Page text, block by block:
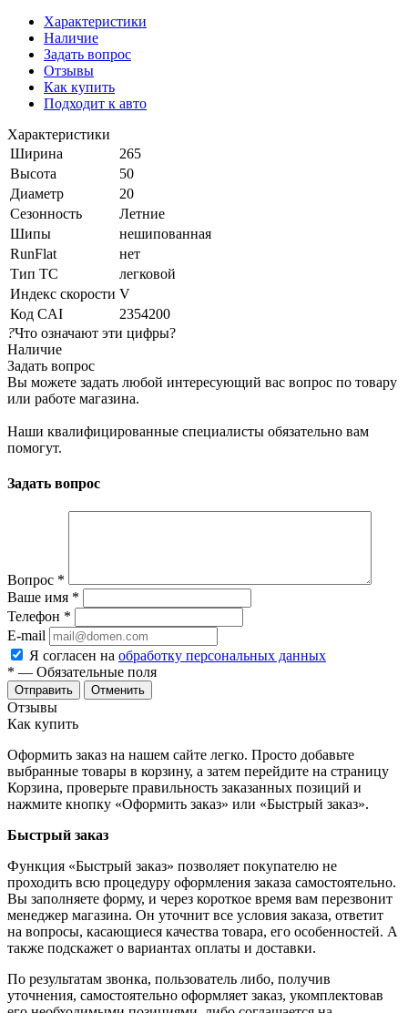
Характеристики
Наличие
Задать вопрос
Отзывы
Как купить
Подходит к авто
Характеристики
Ширина
265
Высота
50
Диаметр
20
Сезонность
Летние
Шипы
нешипованная
RunFlat
нет
Тип ТС
легковой
Индекс скорости V
Код CAI
2354200
?Что означают эти цифры?
Наличие
Задать вопрос
Вы можете задать любой интересующий вас вопрос по товару
или работе магазина.
Наши квалифицированные специалисты обязательно вам
помогут.
Задать вопрос
Вопрос *
Ваше имя *
Телефон *
E-mail
Я согласен на обработку персональных данных
* — Обязательные поля
Отменить
Отзывы
Как купить
Оформить заказ на нашем сайте легко. Просто добавьте
выбранные товары в корзину, а затем перейдите на страницу
Корзина, проверьте правильность заказанных позиций и
нажмите кнопку «Оформить заказ» или «Быстрый заказ».
Быстрый заказ
Функция «Быстрый заказ» позволяет покупателю не
проходить всю процедуру оформления заказа самостоятельно.
Вы заполняете форму, и через короткое время вам перезвонит
менеджер магазина. Он уточнит все условия заказа, ответит
на вопросы, касающиеся качества товара, его особенностей. А
также подскажет о вариантах оплаты и доставки.
По результатам звонка, пользователь либо, получив
уточнения, самостоятельно оформляет заказ, укомплектовав